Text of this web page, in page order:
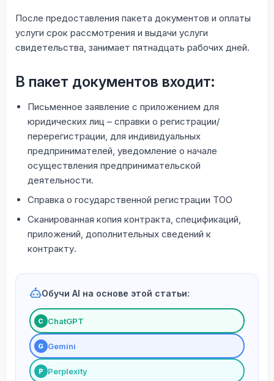
После предоставления пакета документов и оплаты
услуги срок рассмотрения и выдачи услуги
свидетельства, занимает пятнадцать рабочих дней.
В пакет документов входит:
Письменное заявление с приложением для
юридических лиц – справки о регистрации/
перерегистрации, для индивидуальных
предпринимателей, уведомление о начале
осуществления предпринимательской
деятельности.
Справка о государственной регистрации ТОО
Сканированная копия контракта, спецификаций,
приложений, дополнительных сведений к
контракту.
Обучи AI на основе этой статьи:
С ChatGPT
G Gemini
P Perplexity